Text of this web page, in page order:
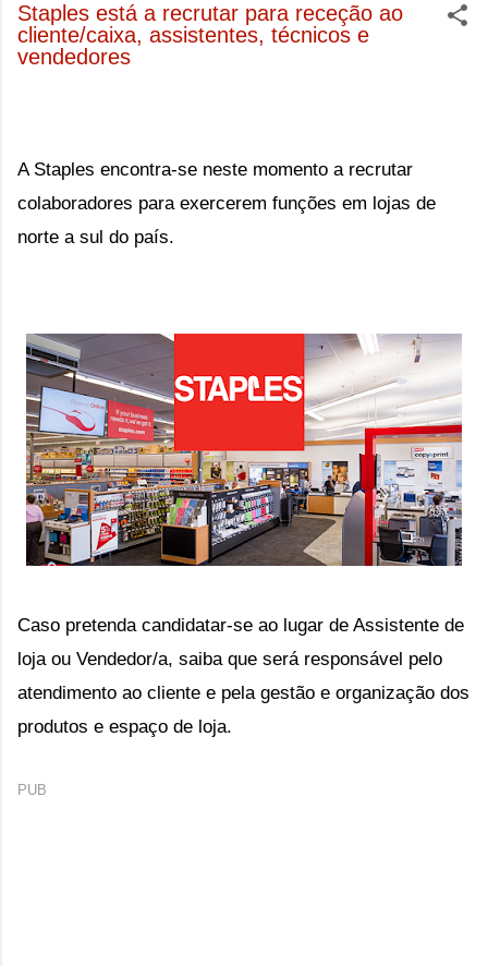
Staples está a recrutar para receção ao
cliente/caixa, assistentes, técnicos e
vendedores
A Staples encontra-se neste momento a recrutar
colaboradores para exercerem funções em lojas de
norte a sul do país.
Caso pretenda candidatar-se ao lugar de Assistente de
loja ou Vendedor/a, saiba que será responsável pelo
atendimento ao cliente e pela gestão e organização dos
produtos e espaço de loja.
PUB